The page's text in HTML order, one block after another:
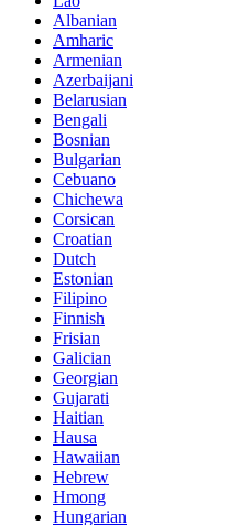
Albanian
Amharic
Armenian
Azerbaijani
Belarusian
Bengali
Bosnian
Bulgarian
Cebuano
Chichewa
Corsican
Croatian
Dutch
Estonian
Filipino
Finnish
Frisian
Galician
Georgian
Gujarati
Haitian
Hausa
Hawaiian
Hebrew
Hmong
Hungarian